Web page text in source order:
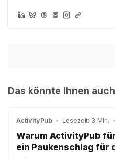
Das könnte Ihnen
ActivityPub • Lesezeit: 3 Min. •
Warum ActivityPub
ein Paukenschlag für